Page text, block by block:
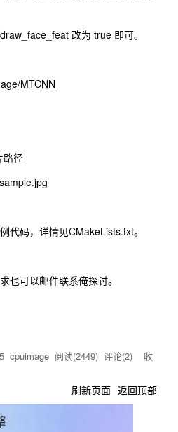
改为 true 即可。
MTCNN
路径
代码，详情见CMakeLists.txt。
也可以邮件联系俺探讨。
cpuimage 阅读(2449) 评论(2) 收
刷新页面 返回顶部